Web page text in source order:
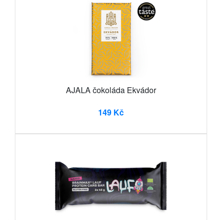
AJALA čokoláda Ekvádor
149 Kč